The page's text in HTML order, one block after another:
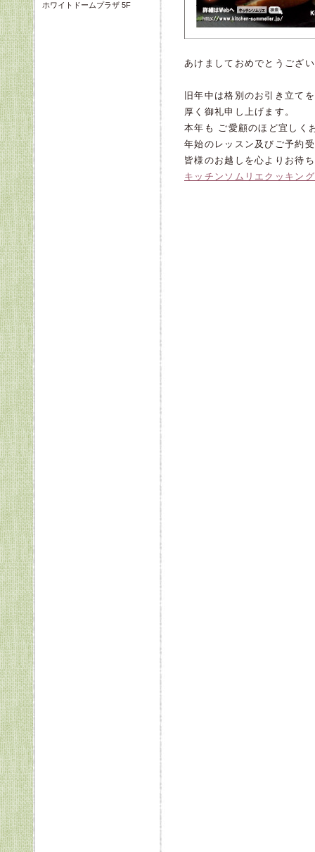
あけましておめでとうござ
旧年中は格別のお引き立て
厚く御礼申し上げます。
本年も ご愛顧のほど宜しく
年始のレッスン及びご予約
皆様のお越しを心よりお待
キッチンソムリエクッキン
ホワイトドームプラザ 5F